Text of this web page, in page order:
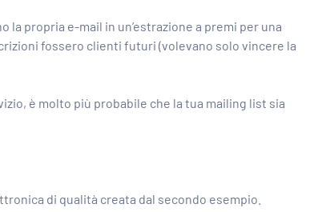
propria e-mail in un’estrazione a premi per una
fossero clienti futuri (volevano solo vincere la
è molto più probabile che la tua mailing list sia
di qualità creata dal secondo esempio.